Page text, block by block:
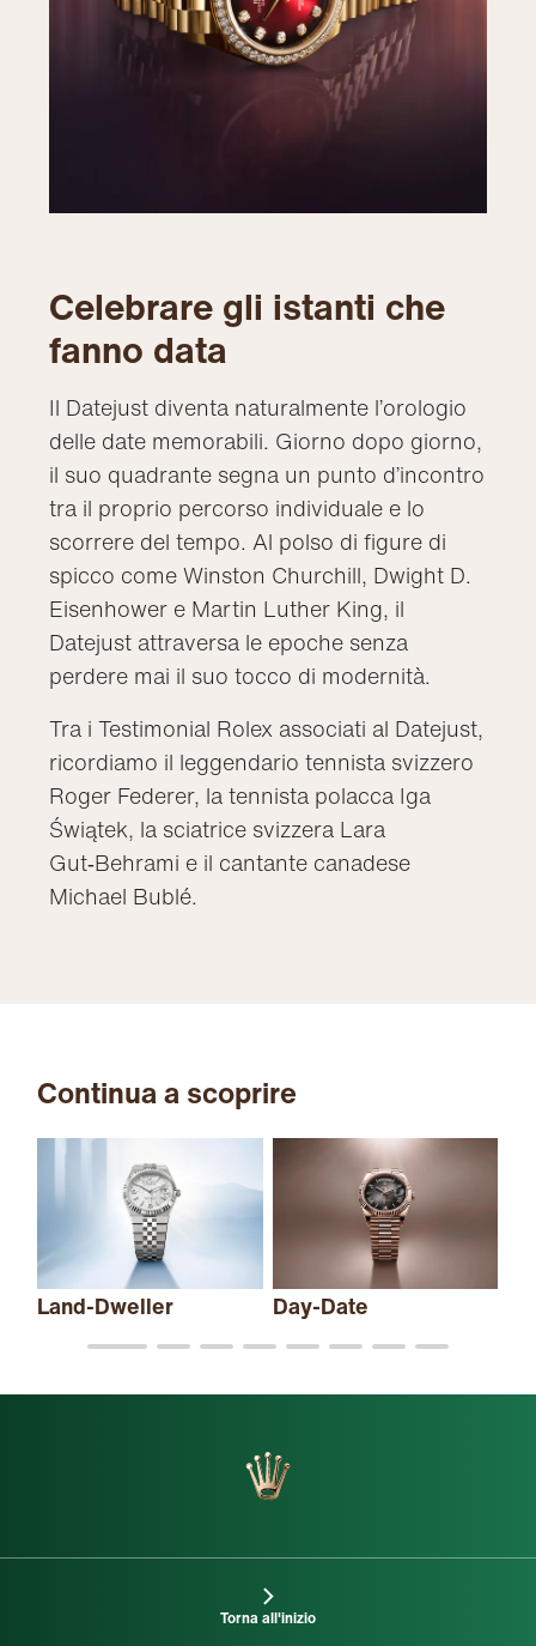
Celebrare gli istanti che
fanno data
Il Datejust diventa naturalmente l’orologio
delle date memorabili. Giorno dopo giorno,
il suo quadrante segna un punto d’incontro
tra il proprio percorso individuale e lo
scorrere del tempo. Al polso di figure di
spicco come Winston Churchill, Dwight D.
Eisenhower e Martin Luther King, il
Datejust attraversa le epoche senza
perdere mai il suo tocco di modernità.
Tra i Testimonial Rolex associati al Datejust,
ricordiamo il leggendario tennista svizzero
Roger Federer, la tennista polacca Iga
Świątek, la sciatrice svizzera Lara
Gut‑Behrami e il cantante canadese
Michael Bublé.
Continua a scoprire
Land-Dweller Day-Date
Torna all'inizio